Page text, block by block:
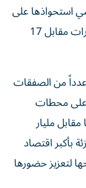
استحواذها على
شركة «كوفيسترو» الألمانية المصنعة للبوليمرات مقابل 17
عدداً من الصفقات
على محطات
مليار
بأكبر اقتصاد
لتعزيز حضورها